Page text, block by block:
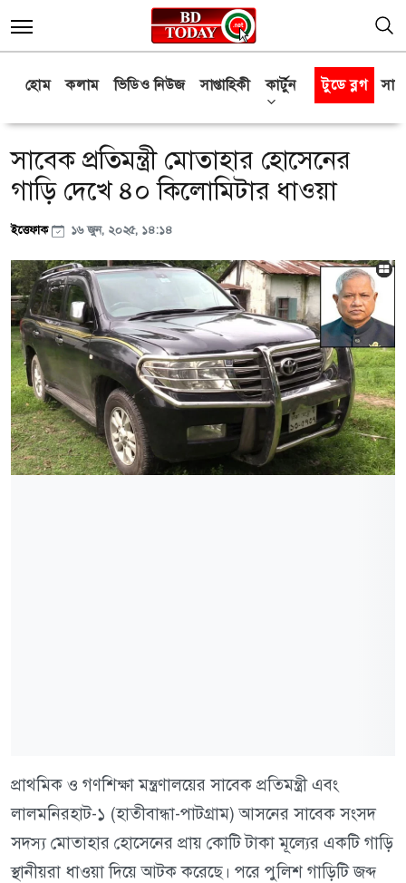
হোম কলাম ভিডিও নিউজ সাপ্তাহিকী কার্টুন টুডে ব্লগ
সাবেক প্রতিমন্ত্রী মোতাহার হোসেনের
গাড়ি দেখে ৪০ কিলোমিটার ধাওয়া
ইত্তেফাক ১৬ জুন, ২০২৫, ১৪:১৪
প্রাথমিক ও গণশিক্ষা মন্ত্রণালয়ের সাবেক প্রতিমন্ত্রী এবং
লালমনিরহাট-১ (হাতীবান্ধা-পাটগ্রাম) আসনের সাবেক সংসদ
সদস্য মোতাহার হোসেনের প্রায় কোটি টাকা মূল্যের একটি গাড়ি
স্থানীয়রা ধাওয়া দিয়ে আটক করেছে। পরে পুলিশ গাড়িটি জব্দ